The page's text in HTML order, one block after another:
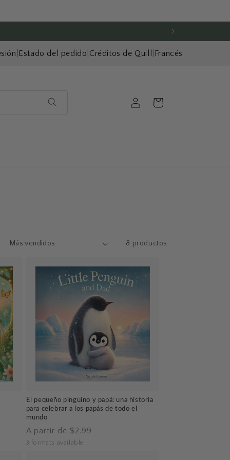
Estado del pedido Créditos de Quill Francés
sesión
Carrito
8 productos
El pequeño pingüino y papá: una historia
para celebrar a los papás de todo el
mundo
Precio
habitual
A partir de $2.99
3 formats available